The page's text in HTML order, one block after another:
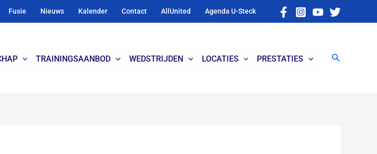
Fusie Nieuws Kalender Contact AllUnited Agenda U-Steck
TRAININGSAANBOD WEDSTRIJDEN LOCATIES PRESTATIES Zoeken